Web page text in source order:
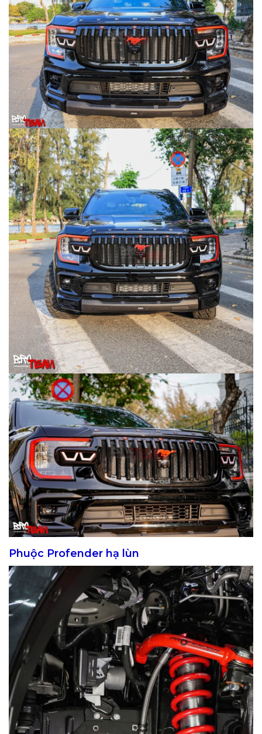
Phuộc Profender hạ lùn